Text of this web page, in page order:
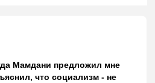
Мамдани предложил мне
что социализм - не